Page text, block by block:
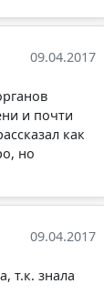
09.04.2017
и почти
как
но
09.04.2017
т.к. знала